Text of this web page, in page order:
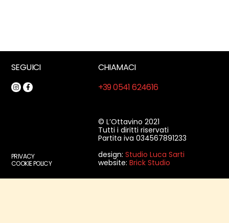
SEGUICI
CHIAMACI
+39 0541 624616
PRIVACY
COOKIE POLICY
© L’Ottavino 2021
Tutti i diritti riservati
Partita iva 034567891233
design: Studio Luca Sarti
website: Brick Studio